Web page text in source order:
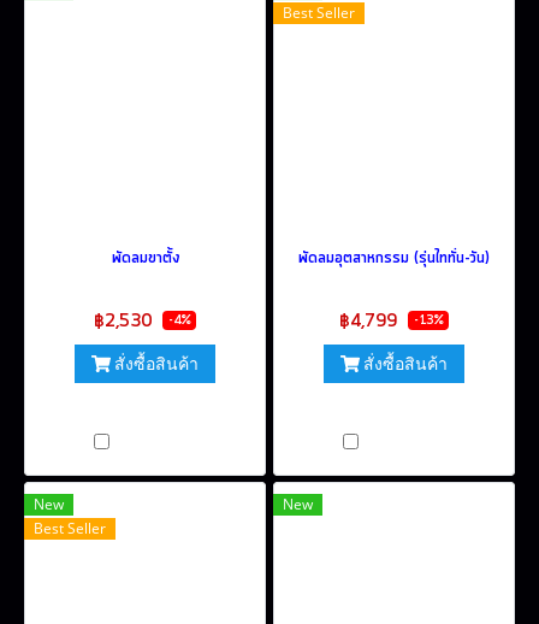
พัดลมขาตั้ง
฿2,530 -4%
สั่งซื้อสินค้า
Best Seller
พัดลมอุตสาหกรรม (รุ่นไททั่น-วัน)
฿4,799 -13%
สั่งซื้อสินค้า
New
Best Seller
New